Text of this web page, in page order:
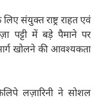
संयुक्त राष्ट्र राहत एवं
पट्टी में बड़े पैमाने पर
खोलने की आवश्यकता
लज़ारिनी ने सोशल